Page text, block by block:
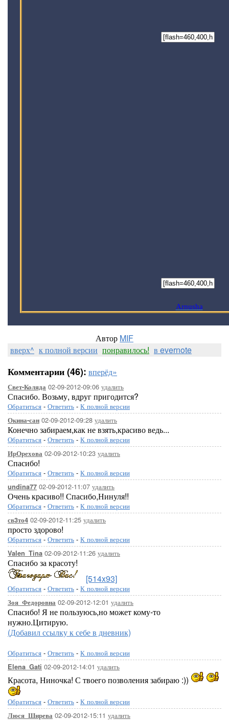
Arnusha
Автор MIF
вверх^ к полной версии понравилось! в evernote
Комментарии (46): вперёд»
Свет-Коляда 02-09-2012-09:06 удалить
Спасибо. Возьму, вдруг пригодится?
Обратиться - Ответить - К полной версии
Окина-сан 02-09-2012-09:28 удалить
Конечно забираем,как не взять,красиво ведь...
Обратиться - Ответить - К полной версии
ИрОрехова 02-09-2012-10:23 удалить
Спасибо!
Обратиться - Ответить - К полной версии
undina77 02-09-2012-11:07 удалить
Очень красиво!! Спасибо,Нинуля!!
Обратиться - Ответить - К полной версии
св3то4 02-09-2012-11:25 удалить
просто здорово!
Обратиться - Ответить - К полной версии
Valen_Tina 02-09-2012-11:26 удалить
Спасибо за красоту!
[514x93]
Обратиться - Ответить - К полной версии
Зоя_Федоровна 02-09-2012-12:01 удалить
Спасибо! Я не пользуюсь,но может кому-то
нужно.Цитирую.
(Добавил ссылку к себе в дневник)
Обратиться - Ответить - К полной версии
Elena_Gati 02-09-2012-14:01 удалить
Красота, Ниночка! С твоего позволения забираю :))
Обратиться - Ответить - К полной версии
Люся_Ширева 02-09-2012-15:11 удалить